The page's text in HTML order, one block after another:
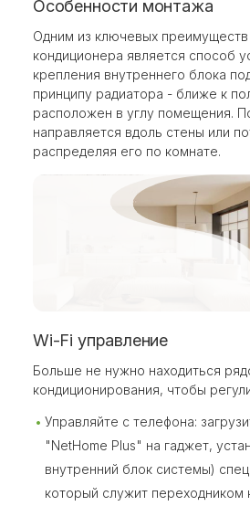
Особенности монтажа
Одним из ключевых преимуществ
кондиционера является способ
крепления внутреннего блока
принципу радиатора - ближе к
расположен в углу помещения.
направляется вдоль стены или
распределяя его по комнате.
Wi-Fi управление
Больше не нужно находиться
кондиционирования, чтобы
Управляйте с телефона:
"NetHome Plus" на гаджет,
внутренний блок системы)
который служит переходником